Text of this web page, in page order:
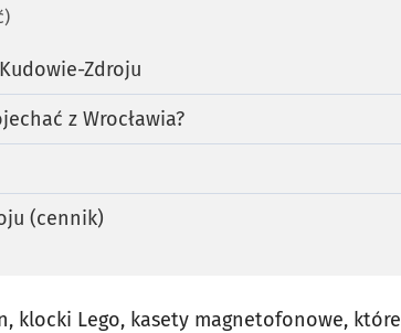
Zdroju
z Wrocławia?
(cennik)
klocki Lego, kasety magnetofonowe, które